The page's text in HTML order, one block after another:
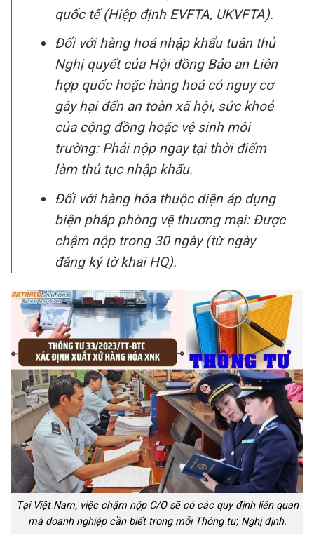
quốc tế (Hiệp định EVFTA, UKVFTA).
Đối với hàng hoá nhập khẩu tuân thủ
Nghị quyết của Hội đồng Bảo an Liên
hợp quốc hoặc hàng hoá có nguy cơ
gây hại đến an toàn xã hội, sức khoẻ
của cộng đồng hoặc vệ sinh môi
trường: Phải nộp ngay tại thời điểm
làm thủ tục nhập khẩu.
Đối với hàng hóa thuộc diện áp dụng
biện pháp phòng vệ thương mại: Được
chậm nộp trong 30 ngày (từ ngày
đăng ký tờ khai HQ).
Tại Việt Nam, việc chậm nộp C/O sẽ có các quy định liên quan
mà doanh nghiệp cần biết trong mỗi Thông tư, Nghị định.